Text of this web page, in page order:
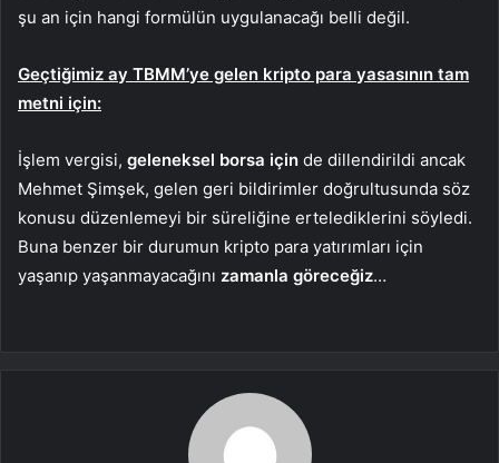
şu an için hangi formülün uygulanacağı belli değil.
Geçtiğimiz ay TBMM’ye gelen kripto para yasasının tam
metni için:
İşlem vergisi, geleneksel borsa için de dillendirildi ancak
Mehmet Şimşek, gelen geri bildirimler doğrultusunda söz
konusu düzenlemeyi bir süreliğine ertelediklerini söyledi.
Buna benzer bir durumun kripto para yatırımları için
yaşanıp yaşanmayacağını zamanla göreceğiz…